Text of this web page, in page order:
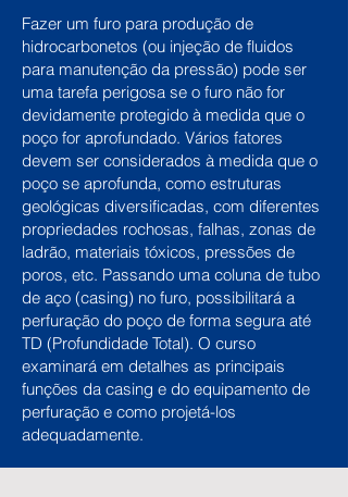
Fazer um furo para produção de
hidrocarbonetos (ou injeção de fluidos
para manutenção da pressão) pode ser
uma tarefa perigosa se o furo não for
devidamente protegido à medida que o
poço for aprofundado. Vários fatores
devem ser considerados à medida que o
poço se aprofunda, como estruturas
geológicas diversificadas, com diferentes
propriedades rochosas, falhas, zonas de
ladrão, materiais tóxicos, pressões de
poros, etc. Passando uma coluna de tubo
de aço (casing) no furo, possibilitará a
perfuração do poço de forma segura até
TD (Profundidade Total). O curso
examinará em detalhes as principais
funções da casing e do equipamento de
perfuração e como projetá-los
adequadamente.